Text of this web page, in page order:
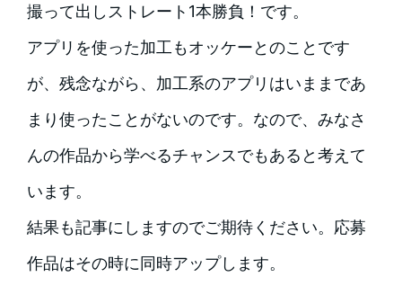
撮って出しストレート1本勝負！です。
アプリを使った加工もオッケーとのことです
が、残念ながら、加工系のアプリはいままであ
まり使ったことがないのです。なので、みなさ
んの作品から学べるチャンスでもあると考えて
います。
結果も記事にしますのでご期待ください。応募
作品はその時に同時アップします。